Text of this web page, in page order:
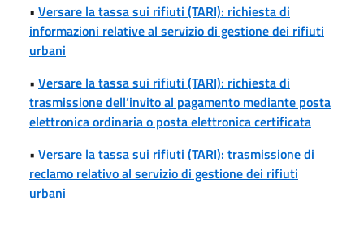
• Versare la tassa sui rifiuti (TARI): richiesta di
informazioni relative al servizio di gestione dei rifiuti
urbani
• Versare la tassa sui rifiuti (TARI): richiesta di
trasmissione dell’invito al pagamento mediante posta
elettronica ordinaria o posta elettronica certificata
• Versare la tassa sui rifiuti (TARI): trasmissione di
reclamo relativo al servizio di gestione dei rifiuti
urbani